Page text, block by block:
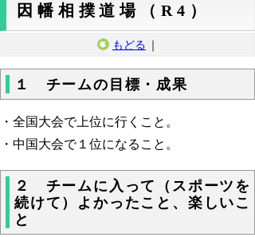
因幡相撲道場（R4）
もどる ｜
１ チームの目標・成果
・全国大会で上位に行くこと。
・中国大会で１位になること。
２ チームに入って（スポーツを
続けて）よかったこと、楽しいこ
と